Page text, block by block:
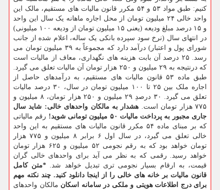
کنیم: طبق مواد ۵۳ و ۵۴ مکرر قانون مالیات های مستقیم، مالک این
واحد خالی ۲۴ میلیون تومان از محل اجاره ماهانه یک سال این واحد
و ۱۵ درصد مبلغ ودیعه (یعنی ۱۵ میلیون تومان از ودیعه ۱۰۰ میلیونی)
در انتهای سال (نرخ سود سپرده بانکی یک ساله، اعلام شده از جانب
شورای پول و اعتبار) درآمد دارد که مجموعاً به ۳۹ میلیون تومان می
رسد. ۲۵ درصد آن بابت هزینه های نگهداری، معاف از مالیات است
که درنتیجه به ۲۹ میلیون و ۲۵۰ هزار تومان آن مالیات تعلق می گیرد.
طبق ماده ۵۳ قانون مالیات های مستقیم، به درآمدهای حاصل از
اجاره ملک بین ۲۵ تا ۱۰۰ میلیون تومان در سال، ۳۰ درصد مالیات
تعلق می گیرد. ۳۰ درصدِ ۲۹ میلیون و ۲۵۰ هزار تومان، ۸ میلیون و
۷۷۵ هزار تومان است.
هشدار به مالکان واحدهای خالی: شاید سال
جاری مجبور به پرداخت مالیات ۵۰ میلیون تومانی شوید!
رقم مالیاتی
که بر مبنای ماده ۵۴ مکرر قانون مالیات های مستقیم به این واحد
خالی تعلق می گیرد، در سال اول ۶ برابر ۸ میلیون و ۷۷۵ هزار
تومان خواهد بود که به رقم نجومی ۵۲ میلیون و ۶۲۵ هزار تومان
خواهد رسید. رقمی که به نظر می آید برای واحدهای خالی گران
قیمت، به ارقام بسیار نجومی تری تبدیل خواهد شد. *متن کامل
قانون مالیات بر خانه های خالی را از اینجا دانلود کنید. چند نکته مهم
برای درج اطلاعات هویتی و ملکی در سامانه اسکان مالکان واحدهای